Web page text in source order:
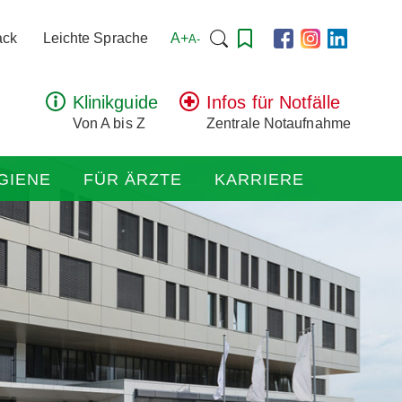
Leichte Sprache A+A- Suchen
Klinikguide
Von A bis Z
Infos für Notfälle
Zentrale Notaufnahme
FÜR ÄRZTE KARRIERE